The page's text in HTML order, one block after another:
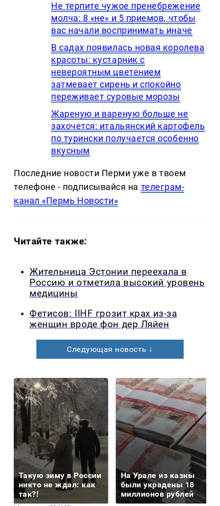
Не терпите чужое пренебрежение
молча: 8 «не» и 5 приемов, чтобы
вас начали воспринимать иначе
В садах появилась новая королева
красоты: кустарник с
невероятным цветением
затмевает сирень и спокойно
переживает суровые морозы
Жареную и вареную больше не
захочется: итальянский картофель
по турински получается особенно
вкусным
Последние новости Перми уже в твоем
телефоне - подписывайся на телеграм-
канал «Пермь Новости»
Читайте также:
Жительница Эстонии переехала в
Россию и отметила высокий уровень
медицины
Фетисов: IIHF грозит крах из-за
женщин вроде фон дер Ляйен
Следующая новость ↓
Такую зиму в России
никто не ждал: как
так?!
На Урале из казны
были украдены 18
миллионов рублей